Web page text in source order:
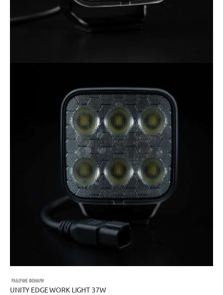
РАБОЧИЕ ФОНАРИ
UNITY EDGE WORK LIGHT 37W